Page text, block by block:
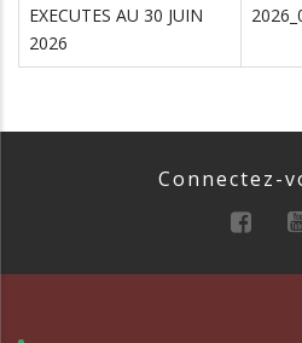
EXECUTES AU 30 JUIN
2026
Connectez-